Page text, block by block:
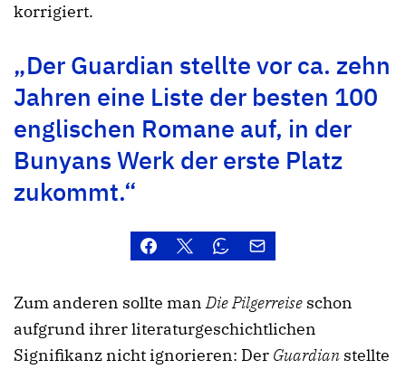
korrigiert.
„Der Guardian stellte vor ca. zehn
Jahren eine Liste der besten 100
englischen Romane auf, in der
Bunyans Werk der erste Platz
zukommt.“
Zum anderen sollte manDie Pilgerreise schon
aufgrund ihrer literaturgeschichtlichen
Signifikanz nicht ignorieren: Der Guardian stellte